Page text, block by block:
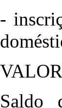
-
Saldo